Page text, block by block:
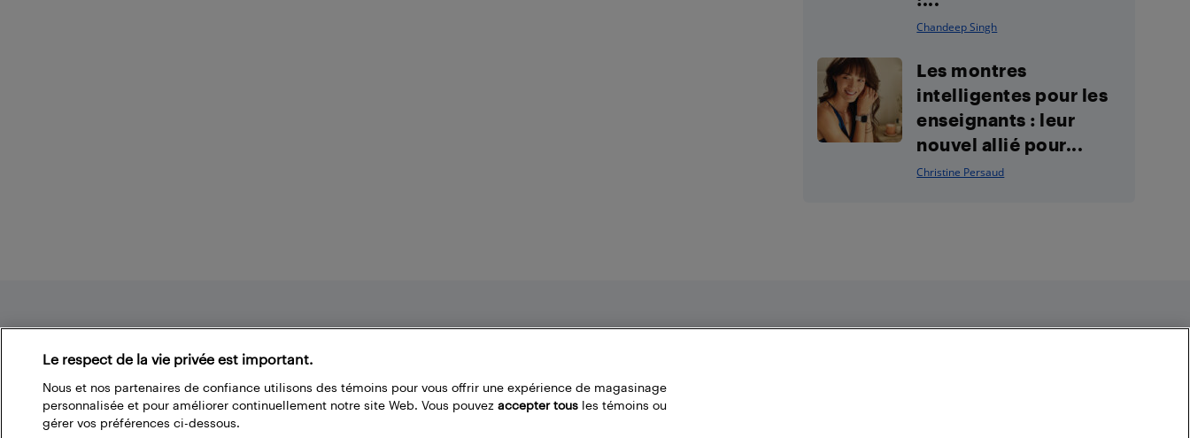
Chandeep Singh
Les montres
intelligentes pour les
enseignants : leur
nouvel allié pour...
Christine Persaud
À propos du blogue de Best Buy
Branchez-vous à la communauté Best Buy. Vous pouvez
Politique de confidentialité Bestbuy.ca
Le respect de la vie privée est important.
Nous et nos partenaires de confiance utilisons des témoins pour vous offrir une expérience de magasinage
personnalisée et pour améliorer continuellement notre site Web. Vous pouvez accepter tous les témoins ou
gérer vos préférences ci-dessous.